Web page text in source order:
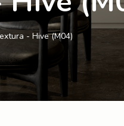
- Hive (M04)